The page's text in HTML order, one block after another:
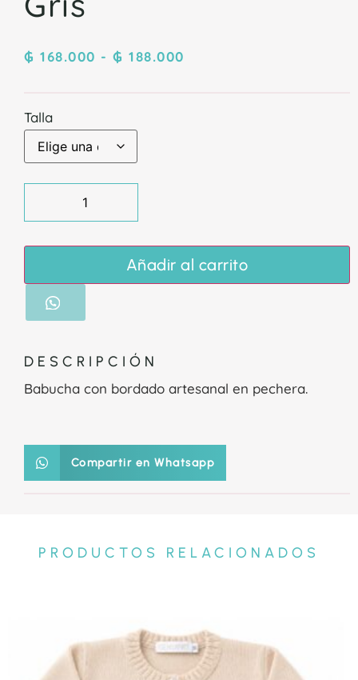
₲ 168.000 - ₲ 188.000
Talla
Añadir al carrito
DESCRIPCIÓN
Babucha con bordado artesanal en pechera.
Compartir en Whatsapp
PRODUCTOS RELACIONADOS